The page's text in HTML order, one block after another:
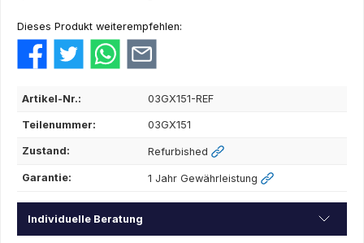
Dieses Produkt weiterempfehlen:
Artikel-Nr.: 03GX151-REF
Teilenummer: 03GX151
Zustand: Refurbished
Garantie: 1 Jahr Gewährleistung
Individuelle Beratung